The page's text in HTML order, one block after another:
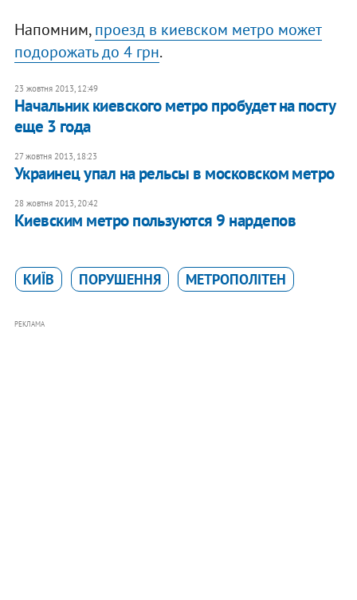
Напомним,проезд в киевском метро может
подорожать до 4 грн.
23 жовтня 2013, 12:49
Начальник киевского метро пробудет на посту
еще 3 года
27 жовтня 2013, 18:23
Украинец упал на рельсы в московском метро
28 жовтня 2013, 20:42
Киевским метро пользуются 9 нардепов
КИЇВ ПОРУШЕННЯ МЕТРОПОЛІТЕН
РЕКЛАМА